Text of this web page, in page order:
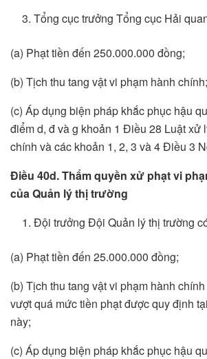
Tổng cục trưởng Tổng cục Hải
(a) Phạt tiền đến 250.000.000 đồng;
(b) Tịch thu tang vật vi phạm hành chính;
(c) Áp dụng biện pháp khắc phục hậu
điểm d, đ và g khoản 1 Điều 28 Luật xử
chính và các khoản 1, 2, 3 và 4 Điều 3
Điều 40d. Thẩm quyền xử phạt vi
của Quản lý thị trường
Đội trưởng Đội Quản lý thị trường
(a) Phạt tiền đến 25.000.000 đồng;
(b) Tịch thu tang vật vi phạm hành
vượt quá mức tiền phạt được quy định
này;
(c) Áp dụng biện pháp khắc phục hậu